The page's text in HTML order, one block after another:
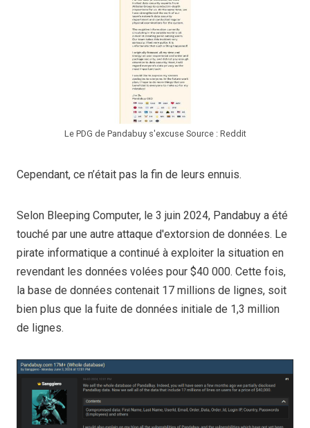
Le PDG de Pandabuy s'excuse Source : Reddit
Cependant, ce n’était pas la fin de leurs ennuis.
Selon Bleeping Computer, le 3 juin 2024, Pandabuy a été
touché par une autre attaque d'extorsion de données. Le
pirate informatique a continué à exploiter la situation en
revendant les données volées pour $40 000. Cette fois,
la base de données contenait 17 millions de lignes, soit
bien plus que la fuite de données initiale de 1,3 million
de lignes.